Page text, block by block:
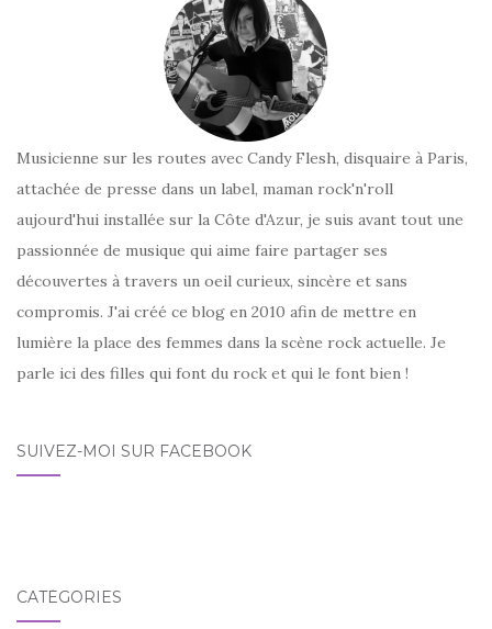
Musicienne sur les routes avec Candy Flesh, disquaire à Paris,
attachée de presse dans un label, maman rock'n'roll
aujourd'hui installée sur la Côte d'Azur, je suis avant tout une
passionnée de musique qui aime faire partager ses
découvertes à travers un oeil curieux, sincère et sans
compromis. J'ai créé ce blog en 2010 afin de mettre en
lumière la place des femmes dans la scène rock actuelle. Je
parle ici des filles qui font du rock et qui le font bien !
SUIVEZ-MOI SUR FACEBOOK
CATÉGORIES